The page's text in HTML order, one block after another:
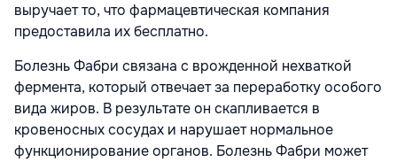
выручает то, что фармацевтическая компания
предоставила их бесплатно.
Болезнь Фабри связана с врожденной нехваткой
фермента, который отвечает за переработку особого
вида жиров. В результате он скапливается в
кровеносных сосудах и нарушает нормальное
функционирование органов. Болезнь Фабри может